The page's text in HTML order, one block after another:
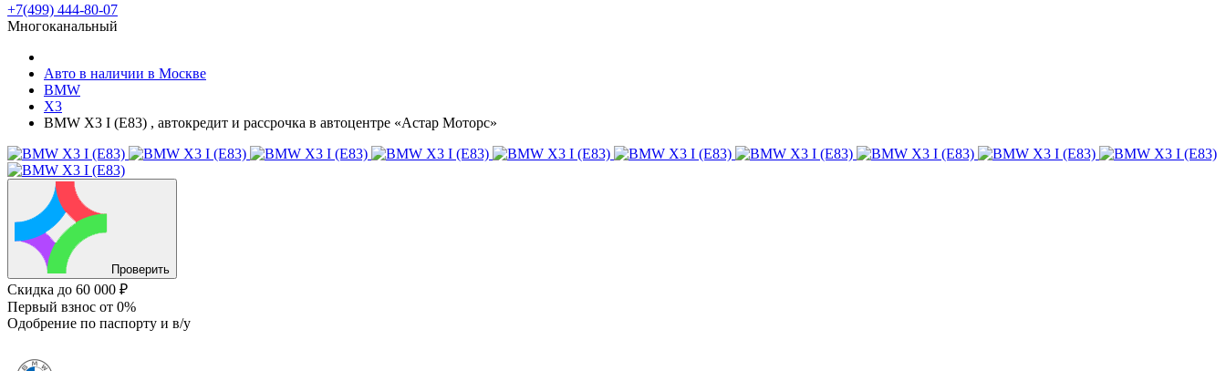
+7(499) 444-80-07
Многоканальный
Авто в наличии в Москве
BMW
X3
BMW X3 I (E83) , автокредит и рассрочка в автоцентре «Астар Моторс»
Проверить
Скидка до 60 000 ₽
Первый взнос от 0%
Одобрение по паспорту и в/у